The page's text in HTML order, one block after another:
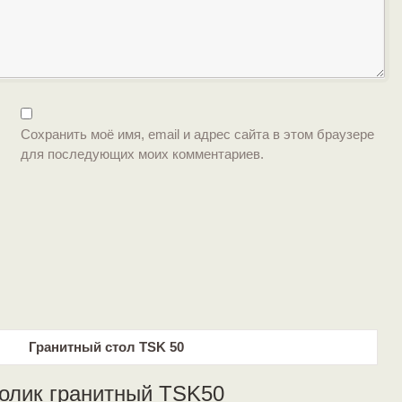
Сохранить моё имя, email и адрес сайта в этом браузере
для последующих моих комментариев.
гранитный TSK50